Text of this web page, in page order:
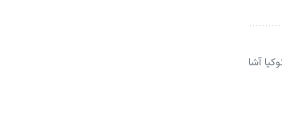
نوکیا آشا